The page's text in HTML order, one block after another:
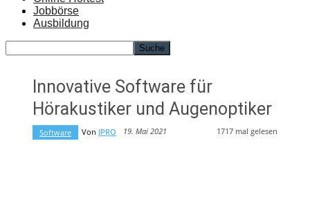
Jobbörse
Ausbildung
Innovative Software für
Hörakustiker und Augenoptiker
Software Von IPRO 19. Mai 2021 1717 mal gelesen